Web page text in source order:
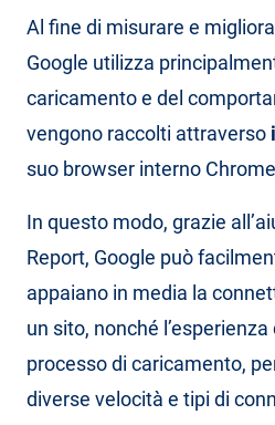
Al fine di misurare e
Google utilizza
caricamento e del
vengono raccolti attraverso
suo browser interno
In questo modo, grazie
Report, Google può
appaiano in media la
un sito, nonché l’esperienza
processo di caricamento,
diverse velocità e tipi di